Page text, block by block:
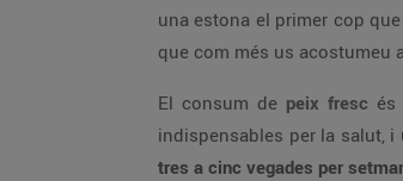
una estona el primer cop
que com més us acostumeu
El consum de peix fresc és
indispensables per la salut,
tres a cinc vegades per